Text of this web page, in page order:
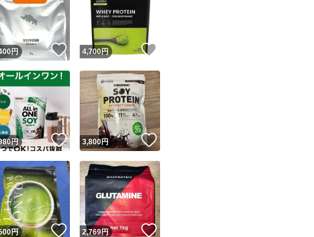
！
円 いいね！
4,700円
！
円 いいね！
3,800円 いいね！
！円 いいね！
2,769円 いいね！